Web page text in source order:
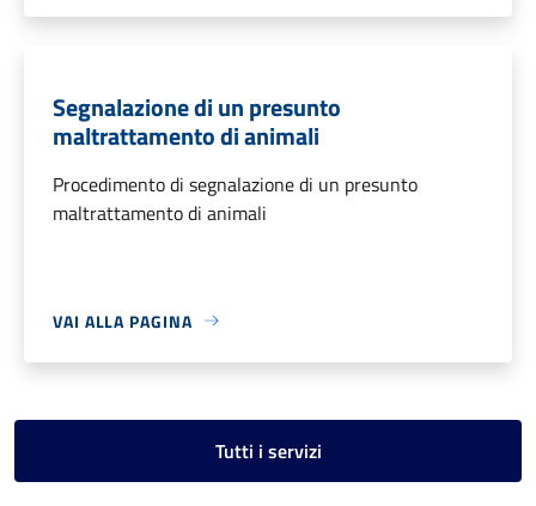
Segnalazione di un presunto
maltrattamento di animali
Procedimento di segnalazione di un presunto
maltrattamento di animali
VAI ALLA PAGINA
Tutti i servizi